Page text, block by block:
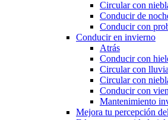
Circular con
Conducir de
Conducir con
Conducir en invierno
Atrás
Conducir con
Circular con lluvia
Circular con
Conducir con
Mantenimiento
Mejora tu percepción